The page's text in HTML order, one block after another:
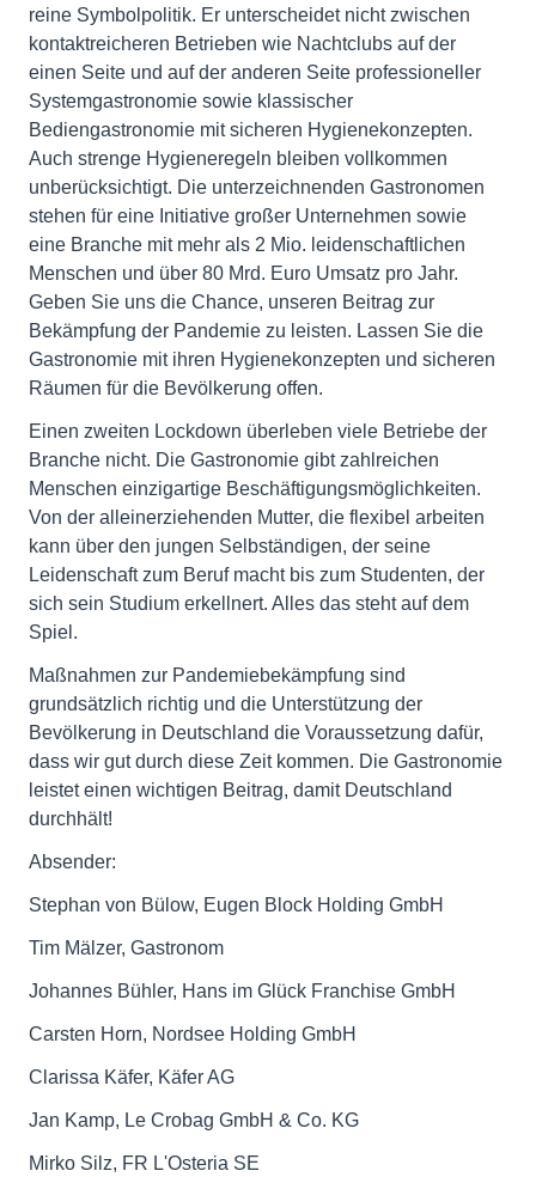
reine Symbolpolitik. Er unterscheidet nicht zwischen
kontaktreicheren Betrieben wie Nachtclubs auf der
einen Seite und auf der anderen Seite professioneller
Systemgastronomie sowie klassischer
Bediengastronomie mit sicheren Hygienekonzepten.
Auch strenge Hygieneregeln bleiben vollkommen
unberücksichtigt. Die unterzeichnenden Gastronomen
stehen für eine Initiative großer Unternehmen sowie
eine Branche mit mehr als 2 Mio. leidenschaftlichen
Menschen und über 80 Mrd. Euro Umsatz pro Jahr.
Geben Sie uns die Chance, unseren Beitrag zur
Bekämpfung der Pandemie zu leisten. Lassen Sie die
Gastronomie mit ihren Hygienekonzepten und sicheren
Räumen für die Bevölkerung offen.
Einen zweiten Lockdown überleben viele Betriebe der
Branche nicht. Die Gastronomie gibt zahlreichen
Menschen einzigartige Beschäftigungsmöglichkeiten.
Von der alleinerziehenden Mutter, die flexibel arbeiten
kann über den jungen Selbständigen, der seine
Leidenschaft zum Beruf macht bis zum Studenten, der
sich sein Studium erkellnert. Alles das steht auf dem
Spiel.
Maßnahmen zur Pandemiebekämpfung sind
grundsätzlich richtig und die Unterstützung der
Bevölkerung in Deutschland die Voraussetzung dafür,
dass wir gut durch diese Zeit kommen. Die Gastronomie
leistet einen wichtigen Beitrag, damit Deutschland
durchhält!
Absender:
Stephan von Bülow, Eugen Block Holding GmbH
Tim Mälzer, Gastronom
Johannes Bühler, Hans im Glück Franchise GmbH
Carsten Horn, Nordsee Holding GmbH
Clarissa Käfer, Käfer AG
Jan Kamp, Le Crobag GmbH & Co. KG
Mirko Silz, FR L'Osteria SE